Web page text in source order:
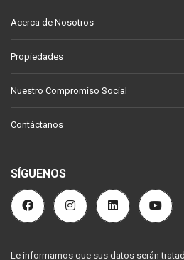
Acerca de Nosotros
Propiedades
Nuestro Compromiso Social
Contáctanos
SÍGUENOS
Le informamos que sus datos serán